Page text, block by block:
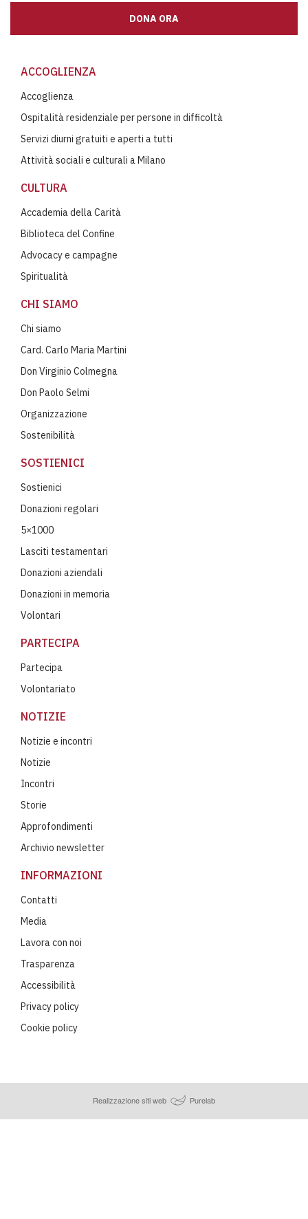
DONA ORA
ACCOGLIENZA
Accoglienza
Ospitalità residenziale per persone in difficoltà
Servizi diurni gratuiti e aperti a tutti
Attività sociali e culturali a Milano
CULTURA
Accademia della Carità
Biblioteca del Confine
Advocacy e campagne
Spiritualità
CHI SIAMO
Chi siamo
Card. Carlo Maria Martini
Don Virginio Colmegna
Don Paolo Selmi
Organizzazione
Sostenibilità
SOSTIENICI
Sostienici
Donazioni regolari
5×1000
Lasciti testamentari
Donazioni aziendali
Donazioni in memoria
Volontari
PARTECIPA
Partecipa
Volontariato
NOTIZIE
Notizie e incontri
Notizie
Incontri
Storie
Approfondimenti
Archivio newsletter
INFORMAZIONI
Contatti
Media
Lavora con noi
Trasparenza
Accessibilità
Privacy policy
Cookie policy
Realizzazione siti web Purelab